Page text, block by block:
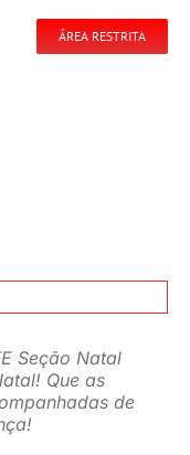
ÁREA RESTRITA
Seção Natal
Que as
de